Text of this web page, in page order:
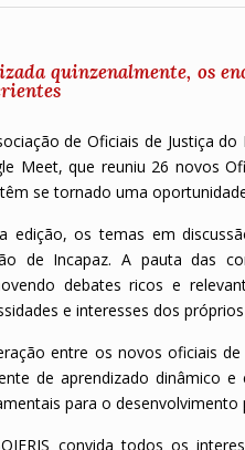
quinzenalmente, os
de Oficiais de Justiça do
Meet, que reuniu 26 novos
se tornado uma
edição, os temas em
de Incapaz. A pauta das
debates ricos e
e interesses dos
entre os novos oficiais
de aprendizado dinâmico
para o
convida todos os